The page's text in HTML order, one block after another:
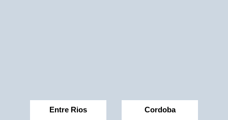
Entre Rios Cordoba